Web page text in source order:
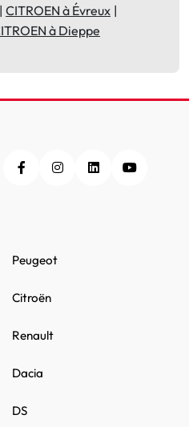
CITROEN à Évreux
à Dieppe
Peugeot
DS
Citroën
Renault
Dacia